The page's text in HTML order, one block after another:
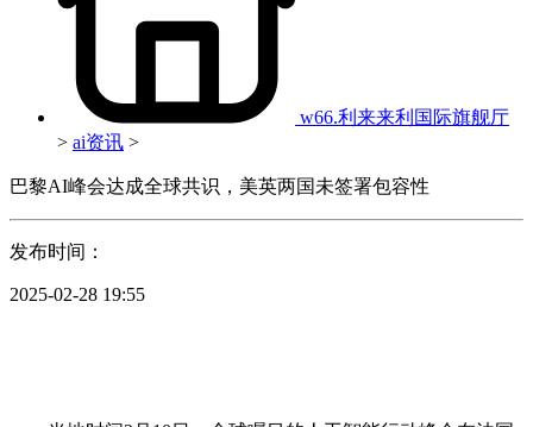
w66.利来来利国际旗舰厅
> ai资讯 >
巴黎AI峰会达成全球共识，美英两国未签署包容性
发布时间：
2025-02-28 19:55